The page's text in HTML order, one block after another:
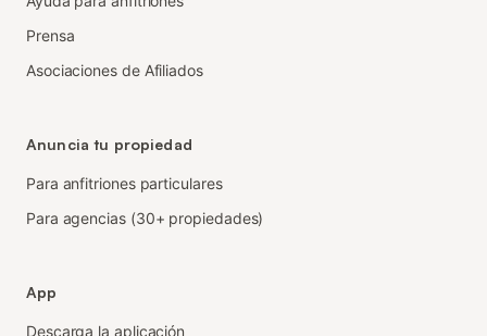
Prensa
Asociaciones de Afiliados
Anuncia tu propiedad
Para anfitriones particulares
Para agencias (30+ propiedades)
App
Descarga la aplicación